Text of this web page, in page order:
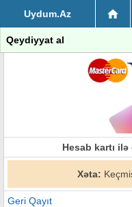
Uydum.Az
Qeydiyyat al
Hesab kartı
Xəta:
Geri Qayıt